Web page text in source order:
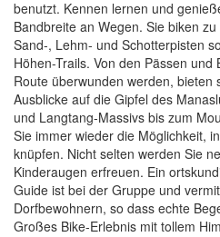
benutzt. Kennen lernen und
Bandbreite an Wegen. Sie biken
Sand-, Lehm- und Schotterpisten
Höhen-Trails. Von den Pässen
Route überwunden werden, bieten
Ausblicke auf die Gipfel des
und Langtang-Massivs bis zum
Sie immer wieder die Möglichkeit,
knüpfen. Nicht selten werden Sie
Kinderaugen erfreuen. Ein
Guide ist bei der Gruppe und
Dorfbewohnern, so dass echte
Großes Bike-Erlebnis mit tollem